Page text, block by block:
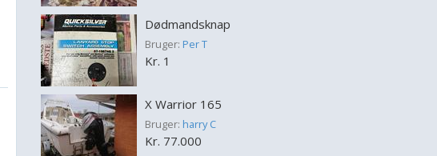
Dødmandsknap
Bruger: Per T
Kr. 1
X Warrior 165
Bruger: harry C
Kr. 77.000